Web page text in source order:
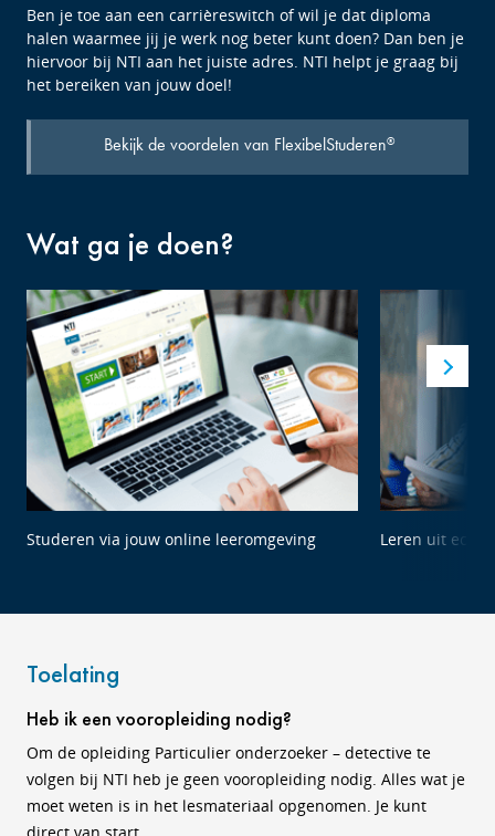
Ben je toe aan een carrièreswitch of wil je dat diploma
halen waarmee jij je werk nog beter kunt doen? Dan ben je
hiervoor bij NTI aan het juiste adres. NTI helpt je graag bij
het bereiken van jouw doel!
Bekijk de voordelen van FlexibelStuderen®
Wat ga je doen?
Studeren via jouw online leeromgeving Leren uit
Toelating
Heb ik een vooropleiding nodig?
Om de opleiding Particulier onderzoeker – detective te
volgen bij NTI heb je geen vooropleiding nodig. Alles wat je
moet weten is in het lesmateriaal opgenomen. Je kunt